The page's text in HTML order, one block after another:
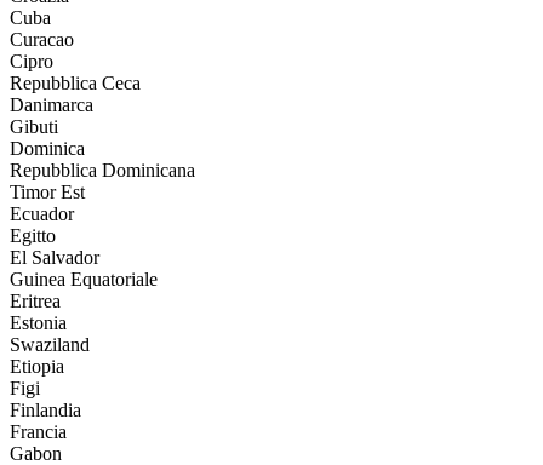
Cuba
Curacao
Cipro
Repubblica Ceca
Danimarca
Gibuti
Dominica
Repubblica Dominicana
Timor Est
Ecuador
Egitto
El Salvador
Guinea Equatoriale
Eritrea
Estonia
Swaziland
Etiopia
Figi
Finlandia
Francia
Gabon